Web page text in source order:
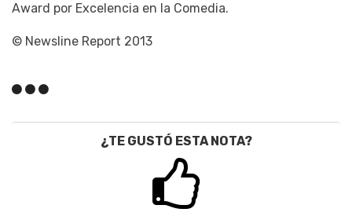
Award por Excelencia en la Comedia.
© Newsline Report 2013
¿TE GUSTÓ ESTA NOTA?